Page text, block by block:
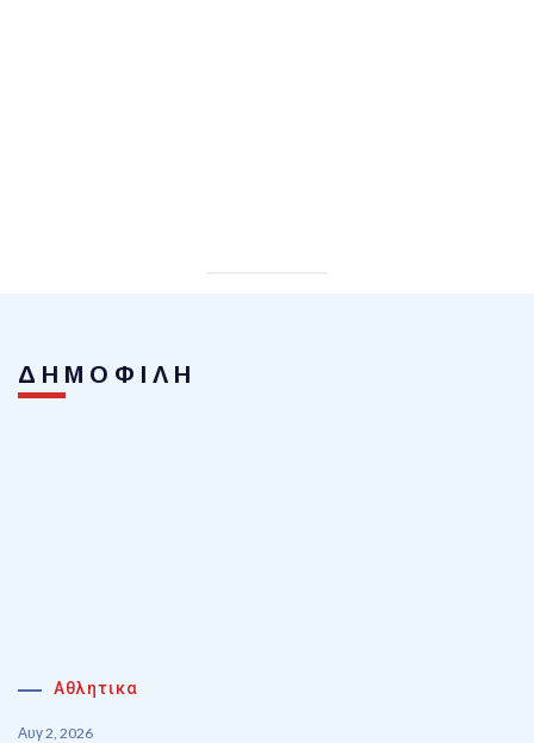
ΔΗΜΟΦΙΛΗ
Αθλητικα
Αυγ 2, 2026